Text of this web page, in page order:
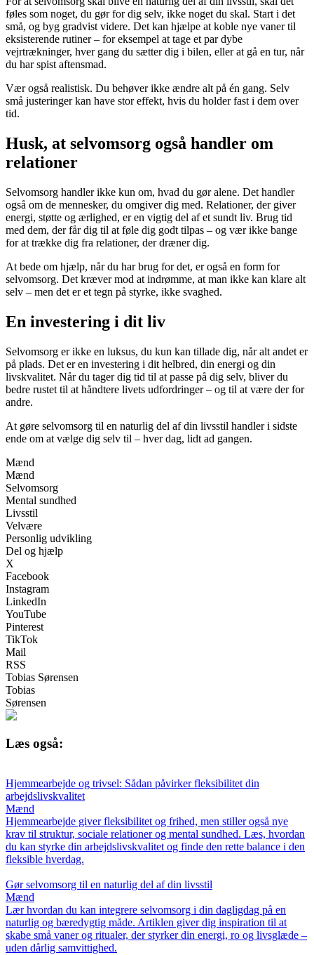
føles som noget, du gør for dig selv, ikke noget du skal. Start i det
små, og byg gradvist videre. Det kan hjælpe at koble nye vaner til
eksisterende rutiner – for eksempel at tage et par dybe
vejrtrækninger, hver gang du sætter dig i bilen, eller at gå en tur, når
du har spist aftensmad.
Vær også realistisk. Du behøver ikke ændre alt på én gang. Selv
små justeringer kan have stor effekt, hvis du holder fast i dem over
tid.
Husk, at selvomsorg også handler om
relationer
Selvomsorg handler ikke kun om, hvad du gør alene. Det handler
også om de mennesker, du omgiver dig med. Relationer, der giver
energi, støtte og ærlighed, er en vigtig del af et sundt liv. Brug tid
med dem, der får dig til at føle dig godt tilpas – og vær ikke bange
for at trække dig fra relationer, der dræner dig.
At bede om hjælp, når du har brug for det, er også en form for
selvomsorg. Det kræver mod at indrømme, at man ikke kan klare alt
selv – men det er et tegn på styrke, ikke svaghed.
En investering i dit liv
Selvomsorg er ikke en luksus, du kun kan tillade dig, når alt andet er
på plads. Det er en investering i dit helbred, din energi og din
livskvalitet. Når du tager dig tid til at passe på dig selv, bliver du
bedre rustet til at håndtere livets udfordringer – og til at være der for
andre.
At gøre selvomsorg til en naturlig del af din livsstil handler i sidste
ende om at vælge dig selv til – hver dag, lidt ad gangen.
Mænd
Mænd
Selvomsorg
Mental sundhed
Livsstil
Velvære
Personlig udvikling
Del og hjælp
X
Facebook
Instagram
LinkedIn
YouTube
Pinterest
TikTok
Mail
RSS
Tobias Sørensen
Tobias
Sørensen
Læs også:
Hjemmearbejde og trivsel: Sådan påvirker fleksibilitet din
arbejdslivskvalitet
Mænd
Hjemmearbejde giver fleksibilitet og frihed, men stiller også nye
krav til struktur, sociale relationer og mental sundhed. Læs, hvordan
du kan styrke din arbejdslivskvalitet og finde den rette balance i den
fleksible hverdag.
Gør selvomsorg til en naturlig del af din livsstil
Mænd
Lær hvordan du kan integrere selvomsorg i din dagligdag på en
naturlig og bæredygtig måde. Artiklen giver dig inspiration til at
skabe små vaner og ritualer, der styrker din energi, ro og livsglæde –
uden dårlig samvittighed.